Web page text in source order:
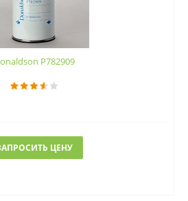
P782909
ЦЕНУ